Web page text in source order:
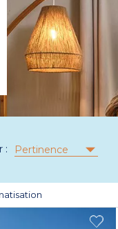
: Pertinence